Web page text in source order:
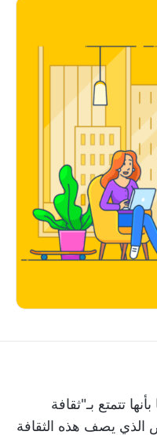
تتمتع بـ"ثقافة
الذي يصف هذه الثقافة